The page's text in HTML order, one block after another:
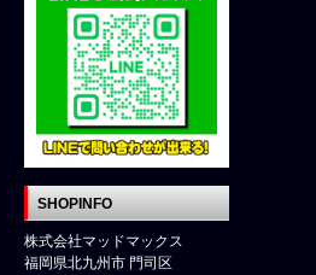
SHOPINFO
株式会社マッドマックス
福岡県北九州市 門司区